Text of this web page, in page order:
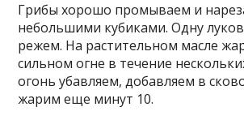
Грибы хорошо промываем и
небольшими кубиками. Одну
режем. На растительном масле
сильном огне в течение
огонь убавляем, добавляем в
жарим еще минут 10.